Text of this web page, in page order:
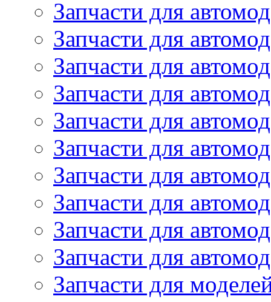
Запчасти для
Запчасти для
Запчасти для
Запчасти для
Запчасти для
Запчасти для
Запчасти для
Запчасти для
Запчасти для
Запчасти для
Запчасти для